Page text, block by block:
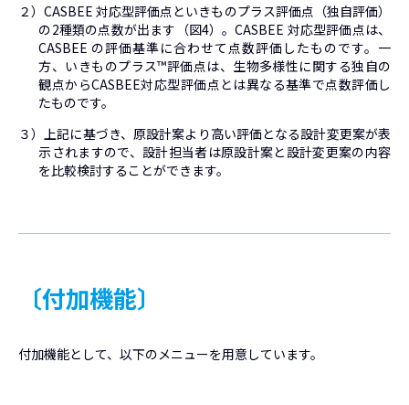
２）CASBEE 対応型評価点といきものプラス評価点（独自評価）
の2種類の点数が出ます（図4）。CASBEE 対応型評価点は、
CASBEE の評価基準に合わせて点数評価したものです。一
方、いきものプラス™評価点は、生物多様性に関する独自の
観点からCASBEE対応型評価点とは異なる基準で点数評価し
たものです。
３）上記に基づき、原設計案より高い評価となる設計変更案が表
示されますので、設計担当者は原設計案と設計変更案の内容
を比較検討することができます。
〔付加機能〕
付加機能として、以下のメニューを用意しています。